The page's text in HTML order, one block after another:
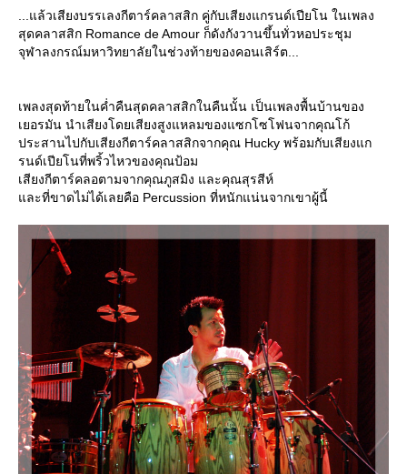
...แล้วเสียงบรรเลงกีตาร์คลาสสิก คู่กับเสียงแกรนด์เปียโน ในเพลง
สุดคลาสสิก Romance de Amour ก็ดังกังวานขึ้นทั่วหอประชุม
จุฬาลงกรณ์มหาวิทยาลัยในช่วงท้ายของคอนเสิร์ต...
เพลงสุดท้ายในค่ำคืนสุดคลาสสิกในคืนนั้น เป็นเพลงพื้นบ้านของ
เยอรมัน นำเสียงโดยเสียงสูงแหลมของแซกโซโฟนจากคุณโก้
ประสานไปกับเสียงกีตาร์คลาสสิกจากคุณ Hucky พร้อมกับเสียงแก
รนด์เปียโนที่พริ้วไหวของคุณป้อม
เสียงกีตาร์คลอตามจากคุณภูสมิง และคุณสุรสีห์
และที่ขาดไม่ได้เลยคือ Percussion ที่หนักแน่นจากเขาผู้นี้